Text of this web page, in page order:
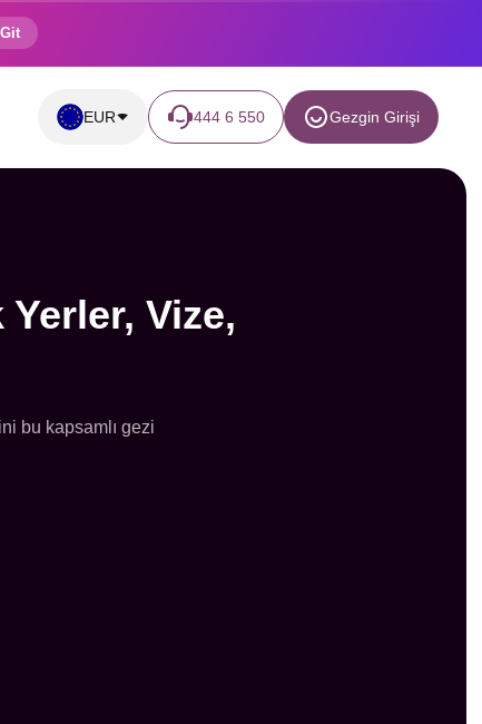
EUR 444 6 550 Gezgin Girişi
Vize,
bu kapsamlı gezi